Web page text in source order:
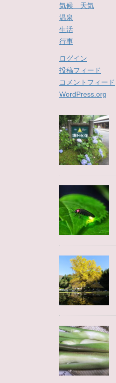
気候 天気
温泉
生活
行事
ログイン
投稿フィード
コメントフィード
WordPress.org